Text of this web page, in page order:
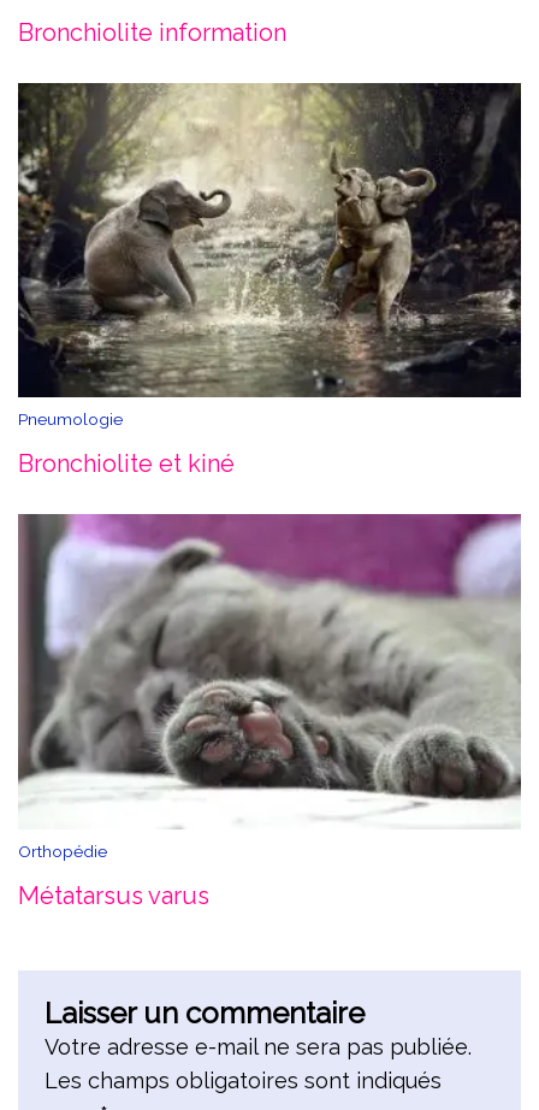
Bronchiolite information
Pneumologie
Bronchiolite et kiné
Orthopédie
Métatarsus varus
Laisser un commentaire
Votre adresse e-mail ne sera pas publiée.
Les champs obligatoires sont indiqués